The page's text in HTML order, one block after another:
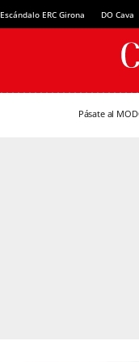
Escándalo ERC Girona DO Cava
Pásate al